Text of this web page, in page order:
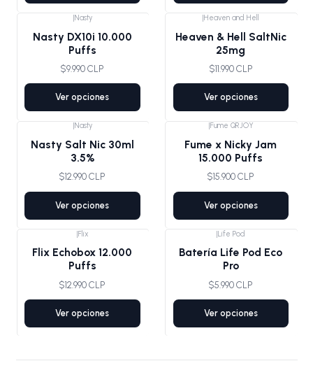
Nasty
Nasty DX10i 10.000
Puffs
$9.990 CLP
Ver opciones
Heaven and Hell
Heaven & Hell SaltNic
25mg
$11.990 CLP
Ver opciones
Nasty
Nasty Salt Nic 30ml
3.5%
$12.990 CLP
Ver opciones
Fume QRJOY
Fume x Nicky Jam
15.000 Puffs
$15.900 CLP
Ver opciones
|Flix
Flix Echobox 12.000
Puffs
$12.990 CLP
Ver opciones
|Life Pod
Batería Life Pod Eco
Pro
$5.990 CLP
Ver opciones